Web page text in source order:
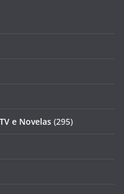
e Novelas (295)